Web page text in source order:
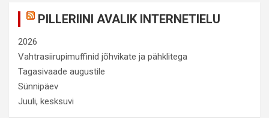
PILLERIINI AVALIK INTERNETIELU
2026
Vahtrasiirupimuffinid jõhvikate ja pähklitega
Tagasivaade augustile
Sünnipäev
Juuli, kesksuvi